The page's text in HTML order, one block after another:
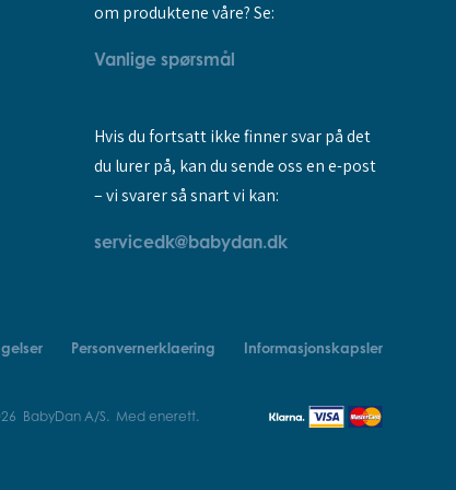
om produktene våre? Se:
Vanlige spørsmål
Hvis du fortsatt ikke finner svar på det
du lurer på, kan du sende oss en e-post
– vi svarer så snart vi kan:
servicedk@babydan.dk
Personvernerklaering Informasjonskapsler
BabyDan A/S. Med enerett.